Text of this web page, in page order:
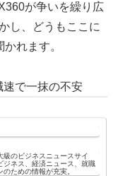
が争いを繰り広
し、どうもここに
れます。
で一抹の不安
のビジネスニュースサイ
ジネス、経済ニュース、就職
ための情報が充実。